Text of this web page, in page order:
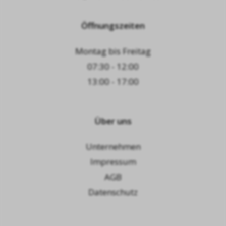
Öffnungszeiten
Montag bis Freitag
07:30 - 12:00
13:00 - 17:00
Über uns
Unternehmen
Impressum
AGB
Datenschutz